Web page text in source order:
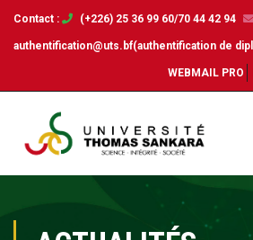
Contact : (+226) 25 36 99 60/70 44 42 94
authentification@uts.bf(authentification de
WEBMAIL PRO